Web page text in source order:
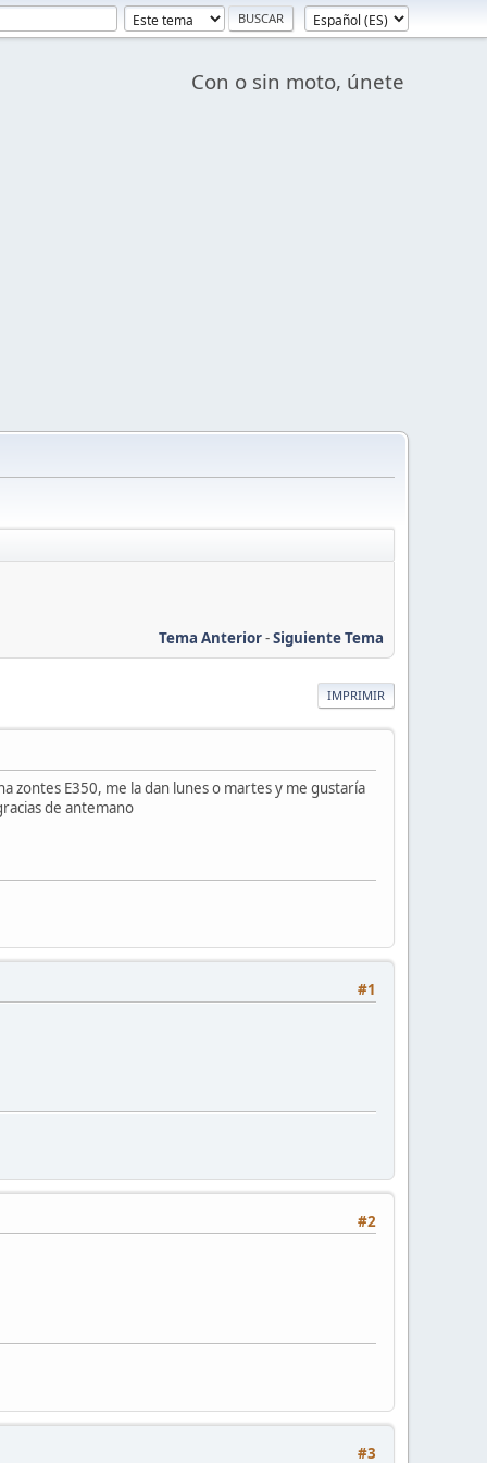
Con o sin moto, únete
Tema Anterior-Siguiente Tema
IMPRIMIR
zontes E350, me la dan lunes o martes y me gustaría
de antemano
#1
#2
#3